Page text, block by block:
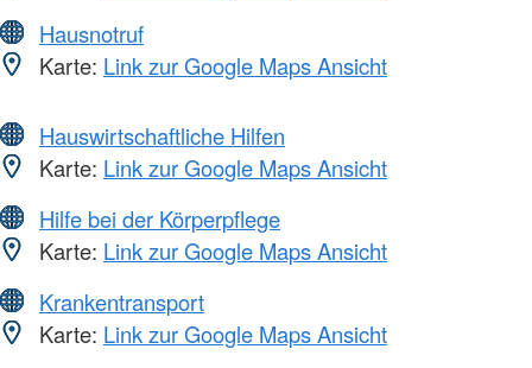
Hausnotruf
Karte: Link zur Google Maps Ansicht
Hauswirtschaftliche Hilfen
Karte: Link zur Google Maps Ansicht
Hilfe bei der Körperpflege
Karte: Link zur Google Maps Ansicht
Krankentransport
Karte: Link zur Google Maps Ansicht